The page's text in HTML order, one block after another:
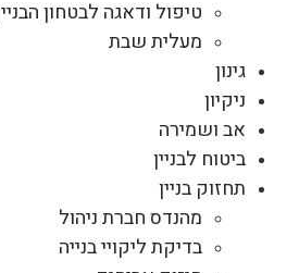
טיפול ודאגה לבטחון הבניין
מעלית שבת
גינון
ניקיון
אב ושמירה
ביטוח לבניין
תחזוק בניין
מהנדס חברת ניהול
בדיקת ליקויי בנייה